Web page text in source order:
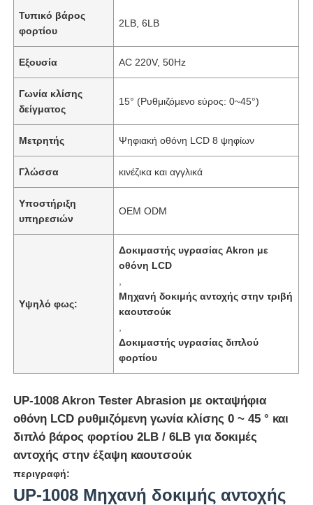
Τυπικό βάρος
φορτίου
2LB, 6LB
Εξουσία AC 220V, 50Hz
Γωνία κλίσης
δείγματος
15° (Ρυθμιζόμενο εύρος: 0~45°)
Μετρητής Ψηφιακή οθόνη LCD 8 ψηφίων
Γλώσσα κινέζικα και αγγλικά
Υποστήριξη
υπηρεσιών
OEM ODM
Υψηλό φως:
Δοκιμαστής υγρασίας Akron με
οθόνη LCD
Μηχανή δοκιμής αντοχής στην τριβή
καουτσούκ
Δοκιμαστής υγρασίας διπλού
φορτίου
UP-1008 Akron Tester Abrasion με οκταψήφια
οθόνη LCD ρυθμιζόμενη γωνία κλίσης 0 ~ 45 ° και
διπλό βάρος φορτίου 2LB / 6LB για δοκιμές
αντοχής στην έξαψη καουτσούκ
περιγραφή:
UP-1008 Μηχανή δοκιμής αντοχής